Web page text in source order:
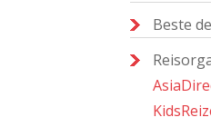
Beste